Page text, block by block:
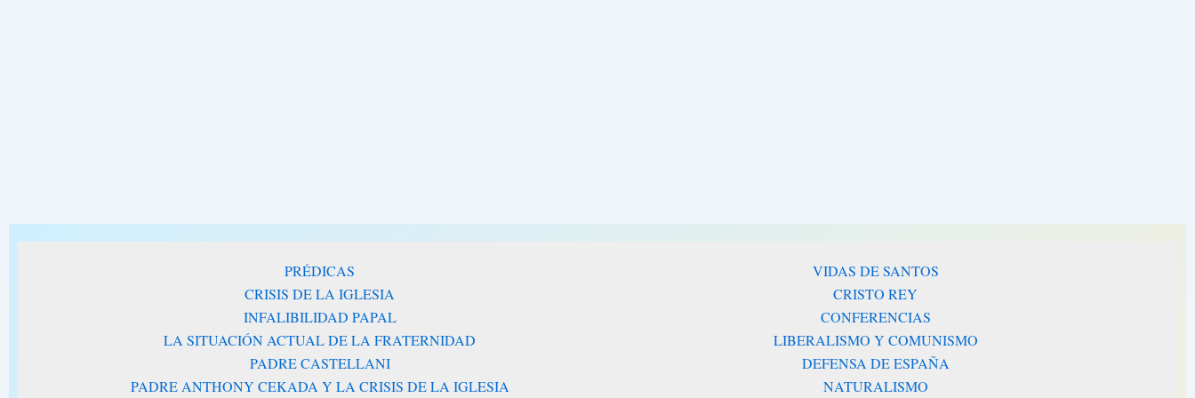
PRÉDICAS
CRISIS DE LA IGLESIA
INFALIBILIDAD PAPAL
LA SITUACIÓN ACTUAL DE LA FRATERNIDAD
PADRE CASTELLANI
PADRE ANTHONY CEKADA Y LA CRISIS DE LA IGLESIA
VIDAS DE SANTOS
CRISTO REY
CONFERENCIAS
LIBERALISMO Y COMUNISMO
DEFENSA DE ESPAÑA
NATURALISMO